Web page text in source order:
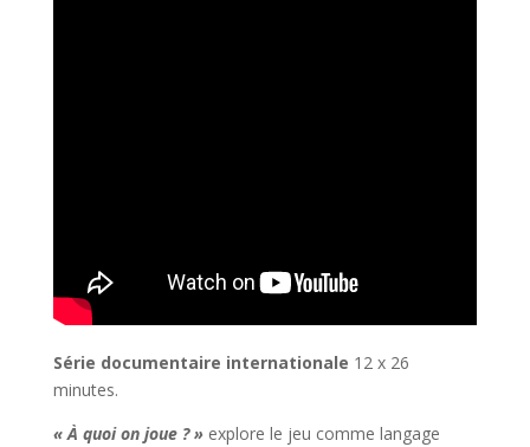
Série documentaire internationale 12 x 26
minutes.
« À quoi on joue ? »explore le jeu comme langage